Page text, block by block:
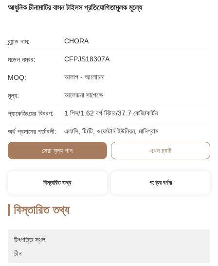
আধুনিক চীনামাটির বাসন টাইলস প্রতিযোগিতামূলক মূল্যে
ব্র্যান্ড নাম: CHORA
মডেল নম্বর: CFPJS18307A
MOQ: আলাপ - আলোচনা
মূল্য: আলোচনা সাপেক্ষে
প্যাকেজিংয়ের বিবরণ: 1 পিস/1.62 বর্গ মিটার/37.7 কেজি/কার্টন
অর্থ প্রদানের শর্তাবলী: এল/সি, টি/টি, ওয়েস্টার্ন ইউনিয়ন, মানিগ্রাম
সেরা মূল্য পান এখন চ্যাট
বিস্তারিত তথ্য পণ্যের বর্ণনা
বিস্তারিত তথ্য
উৎপত্তি স্থল:
চীন